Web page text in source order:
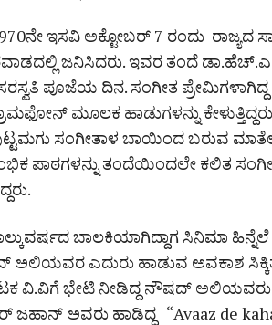
ಇಸವಿ ಅಕ್ಟೋಬರ್ 7 ರಂದು ರಾಜ್ಯದ
ಜನಿಸಿದರು. ಇವರ ತಂದೆ
ಪೂಜೆಯ ದಿನ. ಸಂಗೀತ
ಮೂಲಕ ಹಾಡುಗಳನ್ನು
ಪುಟ್ಟಮಗು ಸಂಗೀತಾಳ ಬಾಯಿಂದ ಬರುವ
ಪಾಠಗಳನ್ನು ತಂದೆಯಿಂದಲೇ ಕಲಿತ
ಬಾಲಕಿಯಾಗಿದ್ದಾಗ ಸಿನಿಮಾ ಹಿನ್ನೆಲೆ
ಎದುರು ಹಾಡುವ ಅವಕಾಶ
ವಿ.ವಿಗೆ ಭೇಟಿ ನೀಡಿದ್ದ ನೌಷದ್ ಅಲಿಯವರು,
ಜಹಾನ್ ಅವರು ಹಾಡಿದ್ದ “Avaaz de